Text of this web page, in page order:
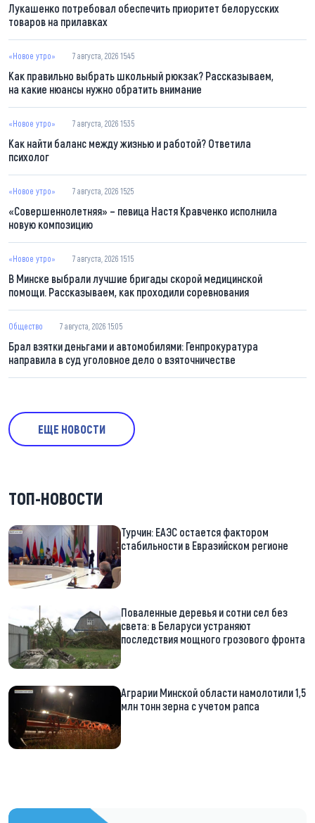
Лукашенко потребовал обеспечить приоритет белорусских
товаров на прилавках
«Новое утро» 7 августа, 2026 15:45
Как правильно выбрать школьный рюкзак? Рассказываем,
на какие нюансы нужно обратить внимание
«Новое утро» 7 августа, 2026 15:35
Как найти баланс между жизнью и работой? Ответила
психолог
«Новое утро» 7 августа, 2026 15:25
«Совершеннолетняя» – певица Настя Кравченко исполнила
новую композицию
«Новое утро» 7 августа, 2026 15:15
В Минске выбрали лучшие бригады скорой медицинской
помощи. Рассказываем, как проходили соревнования
Общество 7 августа, 2026 15:05
Брал взятки деньгами и автомобилями: Генпрокуратура
направила в суд уголовное дело о взяточничестве
ЕЩЕ НОВОСТИ
ТОП-НОВОСТИ
Турчин: ЕАЭС остается фактором
стабильности в Евразийском регионе
Поваленные деревья и сотни сел без
света: в Беларуси устраняют
последствия мощного грозового фронта
Аграрии Минской области намолотили 1,5
млн тонн зерна с учетом рапса
https://t.me/minskctvby